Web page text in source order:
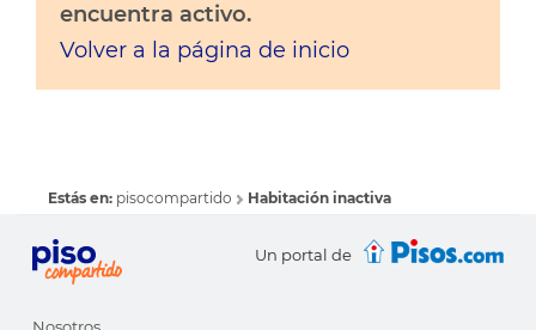
encuentra activo.
Volver a la página de inicio
Estás en: pisocompartido Habitación inactiva
Un portal de